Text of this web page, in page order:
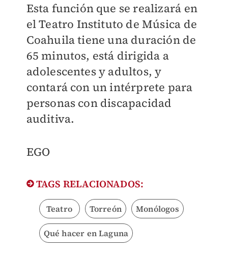
Esta función que se realizará en
el Teatro Instituto de Música de
Coahuila tiene una duración de
65 minutos, está dirigida a
adolescentes y adultos, y
contará con un intérprete para
personas con discapacidad
auditiva.
EGO
TAGS RELACIONADOS:
Teatro Torreón Monólogos
Qué hacer en Laguna